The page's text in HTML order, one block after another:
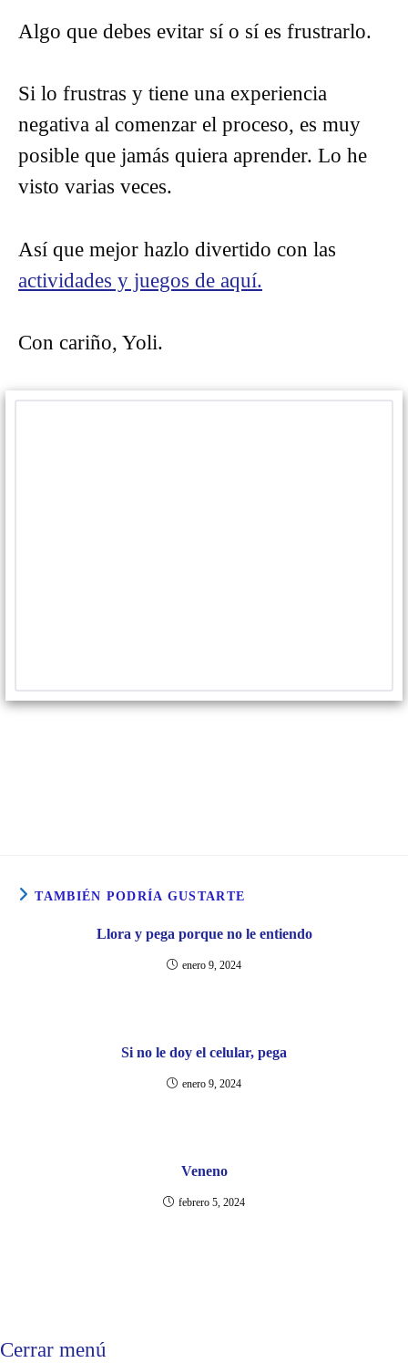
Algo que debes evitar sí o sí es frustrarlo.
Si lo frustras y tiene una experiencia
negativa al comenzar el proceso, es muy
posible que jamás quiera aprender. Lo he
visto varias veces.
Así que mejor hazlo divertido con las
actividades y juegos de aquí.
Con cariño, Yoli.
TAMBIÉN PODRÍA GUSTARTE
Llora y pega porque no le entiendo
enero 9, 2024
Si no le doy el celular, pega
enero 9, 2024
Veneno
febrero 5, 2024
Cerrar menú